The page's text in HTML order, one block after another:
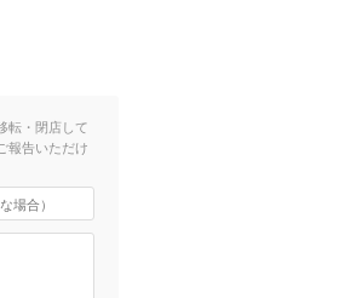
転・閉店して
報告いただけ